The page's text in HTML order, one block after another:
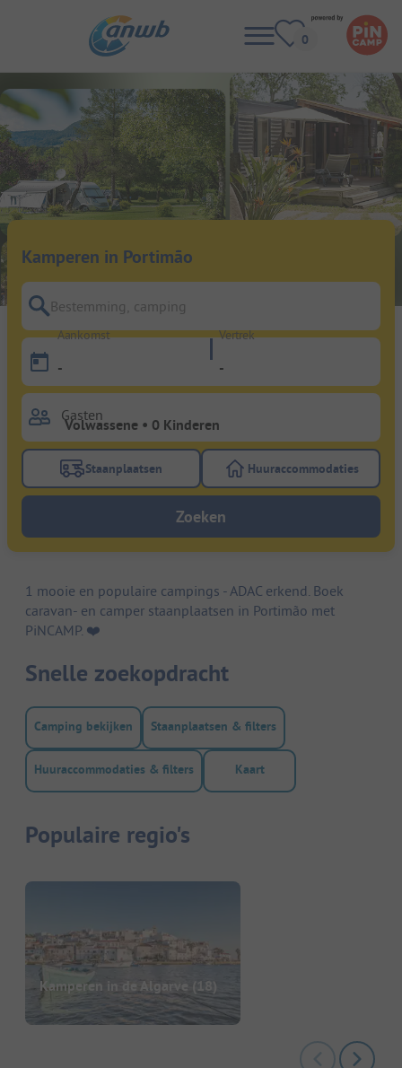
Kamperen in Portimão
Bestemming, camping
Aankomst
-
Vertrek
-
Gasten
Gebruik de filterknop staanplaatsen om te zoeken
Staanplaatsen Gebruik de
Huuraccommodaties
Zoeken
1 mooie en populaire campings - ADAC erkend. Boek
caravan- en camper staanplaatsen in Portimão met
PiNCAMP. ❤️️
Snelle zoekopdracht
Camping bekijken Staanplaatsen & filters
Huuraccommodaties & filters Kaart
Populaire regio's
Kamperen in de Algarve (18)